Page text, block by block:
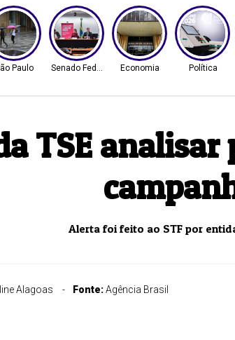
Paulo Senado Federal Economia Política
TSE analisar
Alerta foi feito ao STF por
Alagoas Fonte:Agência Brasil